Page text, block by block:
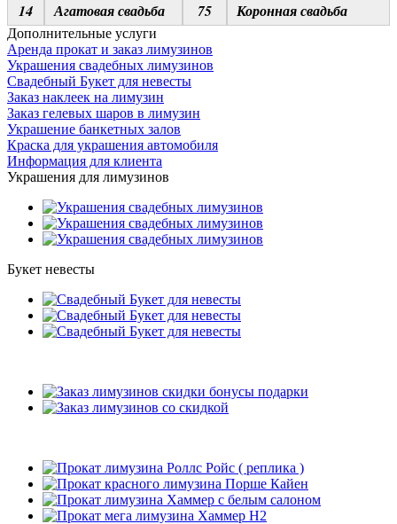
14 Агатовая свадьба 75 Коронная свадьба
Дополнительные услуги
Аренда прокат и заказ лимузинов
Украшения свадебных лимузинов
Свадебный Букет для невесты
Заказ наклеек на лимузин
Заказ гелевых шаров в лимузин
Украшение банкетных залов
Краска для украшения автомобиля
Информация для клиента
Украшения для лимузинов
Букет невесты